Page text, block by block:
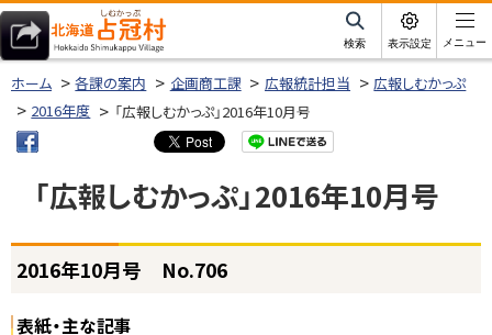
本
文
へ北海道占冠村
サ
イ
ト
内
検索 表示設定 メニュー
ホーム 各課の案内 企画商工課 広報統計担当
広報しむかっぷ
2016年度
「広報しむかっぷ」2016年10月号
「広報しむかっぷ」2016年10月号
ページ内目次
2
1
2016年10月号 No.706
表紙・主な記事